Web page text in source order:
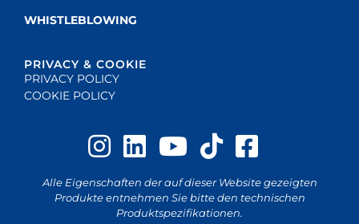
WHISTLEBLOWING
PRIVACY & COOKIE
PRIVACY POLICY
COOKIE POLICY
Alle Eigenschaften der auf dieser Website gezeigten
Produkte entnehmen Sie bitte den technischen
Produktspezifikationen.